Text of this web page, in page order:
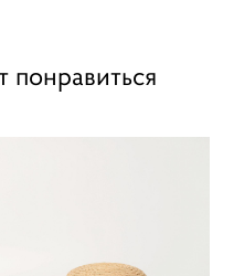
понравиться